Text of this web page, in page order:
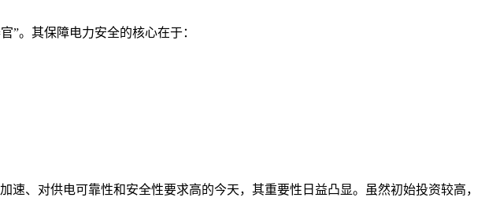
”。其保障电力安全的核心在于：
、对供电可靠性和安全性要求高的今天，其重要性日益凸显。虽然初始投资较高，